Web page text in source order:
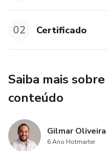
02 Certificado
Saiba mais
conteúdo
Gilmar Oliveira
6 Ano Hotmarter